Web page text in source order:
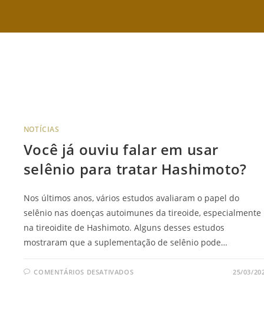
NOTÍCIAS
Você já ouviu falar em usar
selênio para tratar Hashimoto?
Nos últimos anos, vários estudos avaliaram o papel do
selênio nas doenças autoimunes da tireoide, especialmente
na tireoidite de Hashimoto. Alguns desses estudos
mostraram que a suplementação de selênio pode…
COMENTÁRIOS DESATIVADOS 25/03/